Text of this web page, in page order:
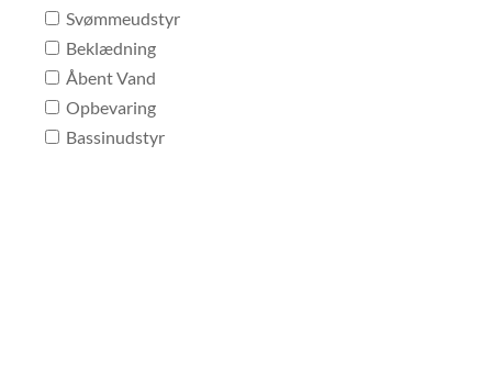
Svømmeudstyr
Beklædning
Åbent Vand
Opbevaring
Bassinudstyr